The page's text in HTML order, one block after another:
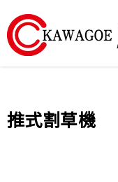
農
業
推式割草機